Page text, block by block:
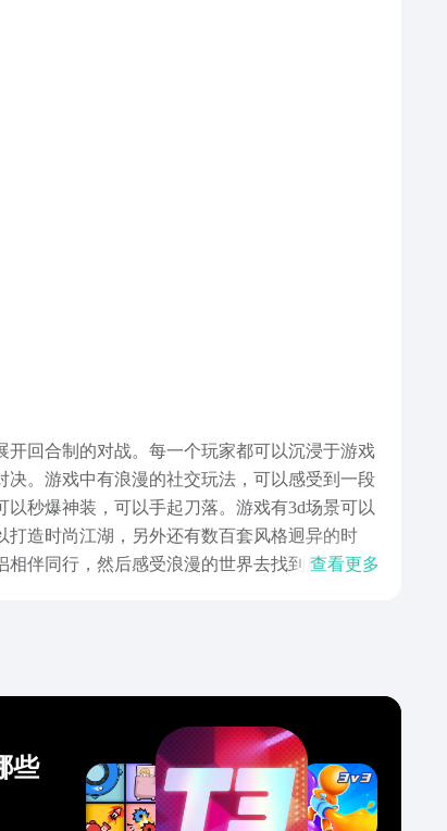
回合制的对战。每一个玩家都可以沉浸于游戏
。游戏中有浪漫的社交玩法，可以感受到一段
秒爆神装，可以手起刀落。游戏有3d场景可以
造时尚江湖，另外还有数百套风格迥异的时
伴同行，然后感受浪漫的世界去找到属于自己
查看更多
些